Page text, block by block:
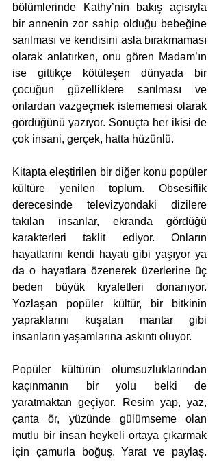
bölümlerinde Kathy’nin bakış açısıyla
bir annenin zor sahip olduğu bebeğine
sarılması ve kendisini asla bırakmaması
olarak anlatırken, onu gören Madam’ın
ise gittikçe kötüleşen dünyada bir
çocuğun güzelliklere sarılması ve
onlardan vazgeçmek istememesi olarak
gördüğünü yazıyor. Sonuçta her ikisi de
çok insani, gerçek, hatta hüzünlü.
Kitapta eleştirilen bir diğer konu popüler
kültüre yenilen toplum. Obsesiflik
derecesinde televizyondaki dizilere
takılan insanlar, ekranda gördüğü
karakterleri taklit ediyor. Onların
hayatlarını kendi hayatı gibi yaşıyor ya
da o hayatlara özenerek üzerlerine üç
beden büyük kıyafetleri donanıyor.
Yozlaşan popüler kültür, bir bitkinin
yapraklarını kuşatan mantar gibi
insanların yaşamlarına askıntı oluyor.
Popüler kültürün olumsuzluklarından
kaçınmanın bir yolu belki de
yaratmaktan geçiyor. Resim yap, yaz,
çanta ör, yüzünde gülümseme olan
mutlu bir insan heykeli ortaya çıkarmak
için çamurla boğuş. Yarat ve paylaş.